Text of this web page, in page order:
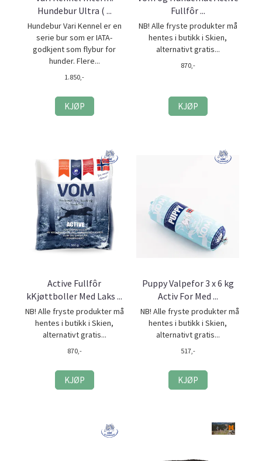
Hundebur Ultra ( ...
Hundebur Vari Kennel er en
serie bur som er IATA-
godkjent som flybur for
hunder. Flere...
1.850,-
KJØP
Fullfôr ...
NB! Alle fryste produkter må
hentes i butikk i Skien,
alternativt gratis...
870,-
KJØP
Active Fullfôr
kKjøttboller Med Laks ...
NB! Alle fryste produkter må
hentes i butikk i Skien,
alternativt gratis...
870,-
KJØP
Puppy Valpefor 3 x 6 kg
Activ For Med ...
NB! Alle fryste produkter må
hentes i butikk i Skien,
alternativt gratis...
517,-
KJØP